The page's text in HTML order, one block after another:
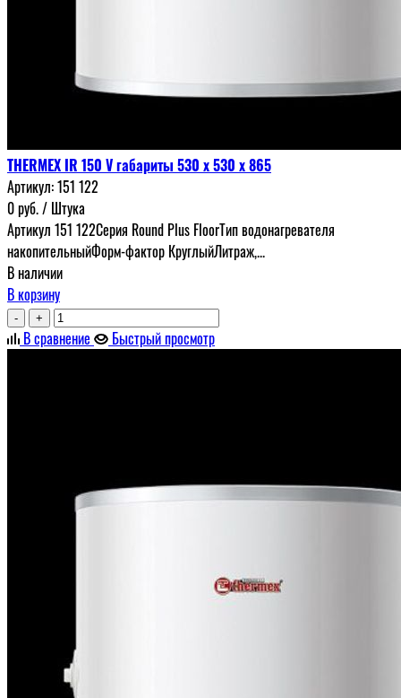
THERMEX IR 150 V габариты 530 x 530 x 865
Артикул:151 122
0руб./ Штука
Артикул 151 122Серия Round Plus FloorТип водонагревателя
накопительныйФорм-фактор КруглыйЛитраж,...
В наличии
В корзину
- +
В сравнение Быстрый просмотр